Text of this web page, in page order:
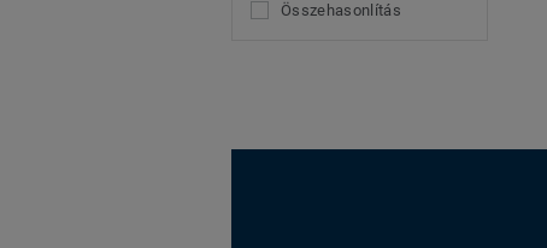
Összehasonlítás